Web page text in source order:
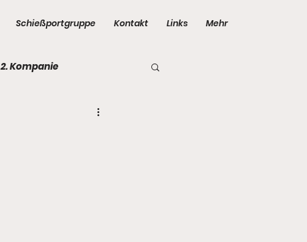
Schießportgruppe Kontakt Links Mehr
2. Kompanie